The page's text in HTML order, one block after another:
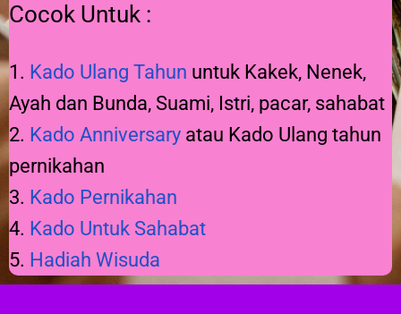
Cocok Untuk :
1. Kado Ulang Tahun untuk Kakek, Nenek,
Ayah dan Bunda, Suami, Istri, pacar, sahabat
2. Kado Anniversary atau Kado Ulang tahun
pernikahan
3. Kado Pernikahan
4. Kado Untuk Sahabat
5. Hadiah Wisuda